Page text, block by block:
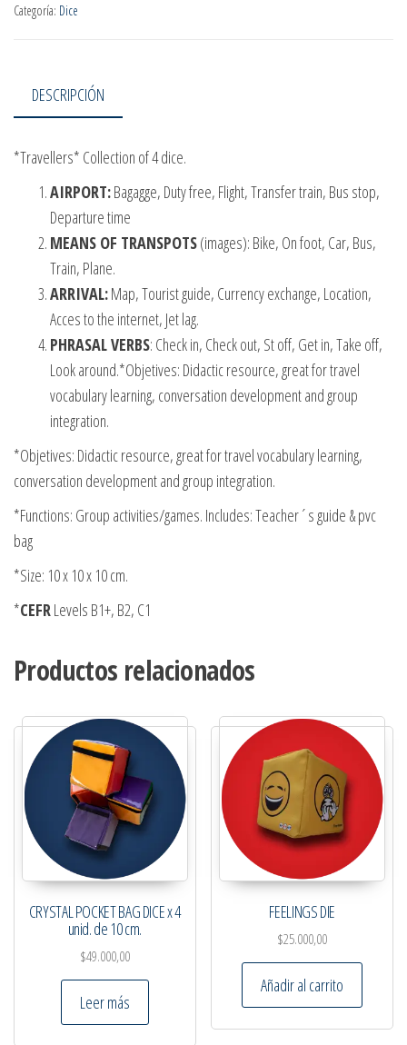
Categoría: Dice
DESCRIPCIÓN
*Travellers* Collection of 4 dice.
AIRPORT:Bagagge, Duty free, Flight, Transfer train, Bus stop,
Departure time
MEANS OF TRANSPOTS(images): Bike, On foot, Car, Bus,
Train, Plane.
ARRIVAL:Map, Tourist guide, Currency exchange, Location,
Acces to the internet, Jet lag.
PHRASAL VERBS: Check in, Check out, St off, Get in, Take off,
Look around.*Objetives: Didactic resource, great for travel
vocabulary learning, conversation development and group
integration.
*Objetives: Didactic resource, great for travel vocabulary learning,
conversation development and group integration.
*Functions: Group activities/games. Includes: Teacher´s guide & pvc
bag
*Size: 10 x 10 x 10 cm.
*CEFRLevels B1+, B2, C1
Productos relacionados
CRYSTAL POCKET BAG DICE x 4
unid. de 10 cm.
$49.000,00
Leer más
FEELINGS DIE
$25.000,00
Añadir al carrito